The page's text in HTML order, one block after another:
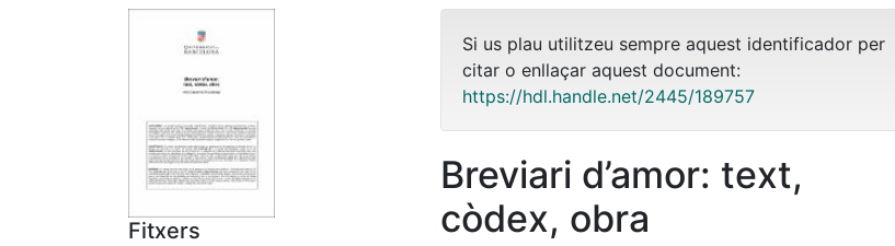
Fitxers
Si us plau utilitzeu sempre aquest identificador per
citar o enllaçar aquest document:
https://hdl.handle.net/2445/189757
Breviari d’amor: text,
còdex, obra